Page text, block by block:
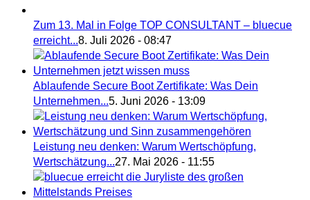
Zum 13. Mal in Folge TOP CONSULTANT – bluecue
erreicht...8. Juli 2026 - 08:47
Ablaufende Secure Boot Zertifikate: Was Dein
Unternehmen...5. Juni 2026 - 13:09
Leistung neu denken: Warum Wertschöpfung,
Wertschätzung...27. Mai 2026 - 11:55